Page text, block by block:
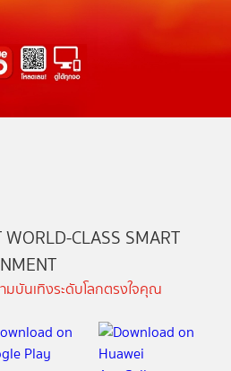
WORLD-CLASS SMART
บันเทิงระดับโลกตรงใจคุณ